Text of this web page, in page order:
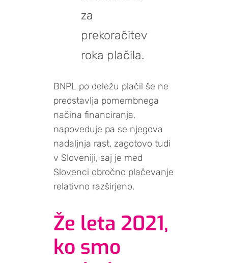
za
prekoračitev
roka plačila.
BNPL po deležu plačil še ne
predstavlja pomembnega
načina financiranja,
napoveduje pa se njegova
nadaljnja rast, zagotovo tudi
v Sloveniji, saj je med
Slovenci obročno plačevanje
relativno razširjeno.
Že leta 2021,
ko smo